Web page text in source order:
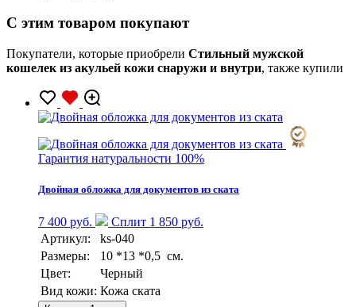
C этим товаром покупают
Покупатели, которые приобрели Стильный мужской
кошелек из акульей кожи снаружи и внутри, также купили
Гарантия натуральности 100%
Двойная обложка для документов из ската
7 400 руб.
Сплит 1 850 руб.
Артикул:
ks-040
Размеры:
10 *13 *0,5 см.
Цвет:
Черный
Вид кожи: Кожа ската